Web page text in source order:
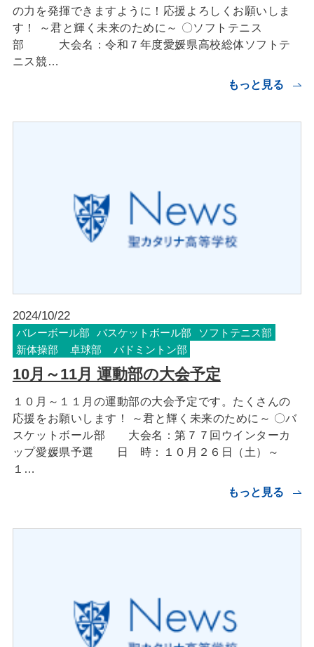
の力を発揮できますように！応援よろしくお願いしま
す！ ～君と輝く未来のために～ 〇ソフトテニス
部 大会名：令和７年度愛媛県高校総体ソフトテ
ニス競…
もっと見る
2024/10/22
バレーボール部 バスケットボール部
ソフトテニス部
新体操部
卓球部 バドミントン部
10月～11月 運動部の大会予定
１０月～１１月の運動部の大会予定です。たくさんの
応援をお願いします！ ～君と輝く未来のために～ 〇バ
スケットボール部 大会名：第７７回ウインターカ
ップ愛媛県予選 日 時：１０月２６日（土）～
１…
もっと見る